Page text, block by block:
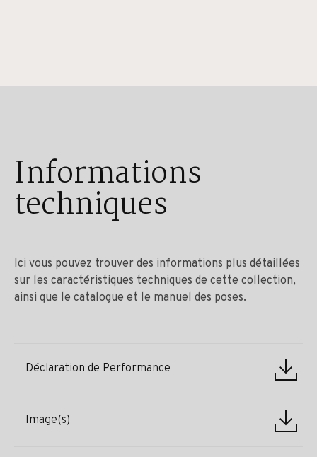
Informations
techniques
Ici vous pouvez trouver des informations plus détaillées
sur les caractéristiques techniques de cette collection,
ainsi que le catalogue et le manuel des poses.
Déclaration de Performance
Image(s)